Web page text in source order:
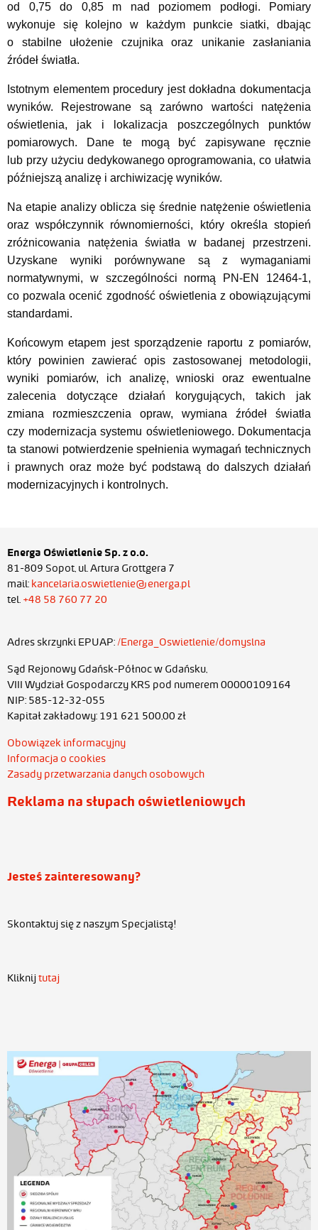
od 0,75 do 0,85 m nad poziomem podłogi. Pomiary
wykonuje się kolejno w każdym punkcie siatki, dbając
o stabilne ułożenie czujnika oraz unikanie zasłaniania
źródeł światła.
Istotnym elementem procedury jest dokładna dokumentacja
wyników. Rejestrowane są zarówno wartości natężenia
oświetlenia, jak i lokalizacja poszczególnych punktów
pomiarowych. Dane te mogą być zapisywane ręcznie
lub przy użyciu dedykowanego oprogramowania, co ułatwia
późniejszą analizę i archiwizację wyników.
Na etapie analizy oblicza się średnie natężenie oświetlenia
oraz współczynnik równomierności, który określa stopień
zróżnicowania natężenia światła w badanej przestrzeni.
Uzyskane wyniki porównywane są z wymaganiami
normatywnymi, w szczególności normą PN-EN 12464-1,
co pozwala ocenić zgodność oświetlenia z obowiązującymi
standardami.
Końcowym etapem jest sporządzenie raportu z pomiarów,
który powinien zawierać opis zastosowanej metodologii,
wyniki pomiarów, ich analizę, wnioski oraz ewentualne
zalecenia dotyczące działań korygujących, takich jak
zmiana rozmieszczenia opraw, wymiana źródeł światła
czy modernizacja systemu oświetleniowego. Dokumentacja
ta stanowi potwierdzenie spełnienia wymagań technicznych
i prawnych oraz może być podstawą do dalszych działań
modernizacyjnych i kontrolnych.
Energa Oświetlenie Sp. z o.o.
81-809 Sopot, ul. Artura Grottgera 7
mail: kancelaria.oswietlenie@energa.pl
tel. +48 58 760 77 20
Adres skrzynki EPUAP:/Energa_Oswietlenie/domyslna
Sąd Rejonowy Gdańsk-Północ w Gdańsku,
VIII Wydział Gospodarczy KRS pod numerem 00000109164
NIP: 585-12-32-055
Kapitał zakładowy: 191 621 500,00 zł
Obowiązek informacyjny
Informacja o cookies
Zasady przetwarzania danych osobowych
Reklama na słupach oświetleniowych
Jesteś zainteresowany?
Skontaktuj się z naszym Specjalistą!
Kliknij tutaj